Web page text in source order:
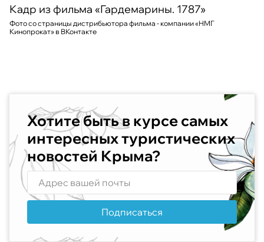
Кадр из фильма «Гардемарины. 1787»
Фото со страницы дистрибьютора фильма - компании «НМГ
Кинопрокат» в ВКонтакте
Хотите быть в курсе самых
интересных туристических
новостей Крыма?
Подписаться